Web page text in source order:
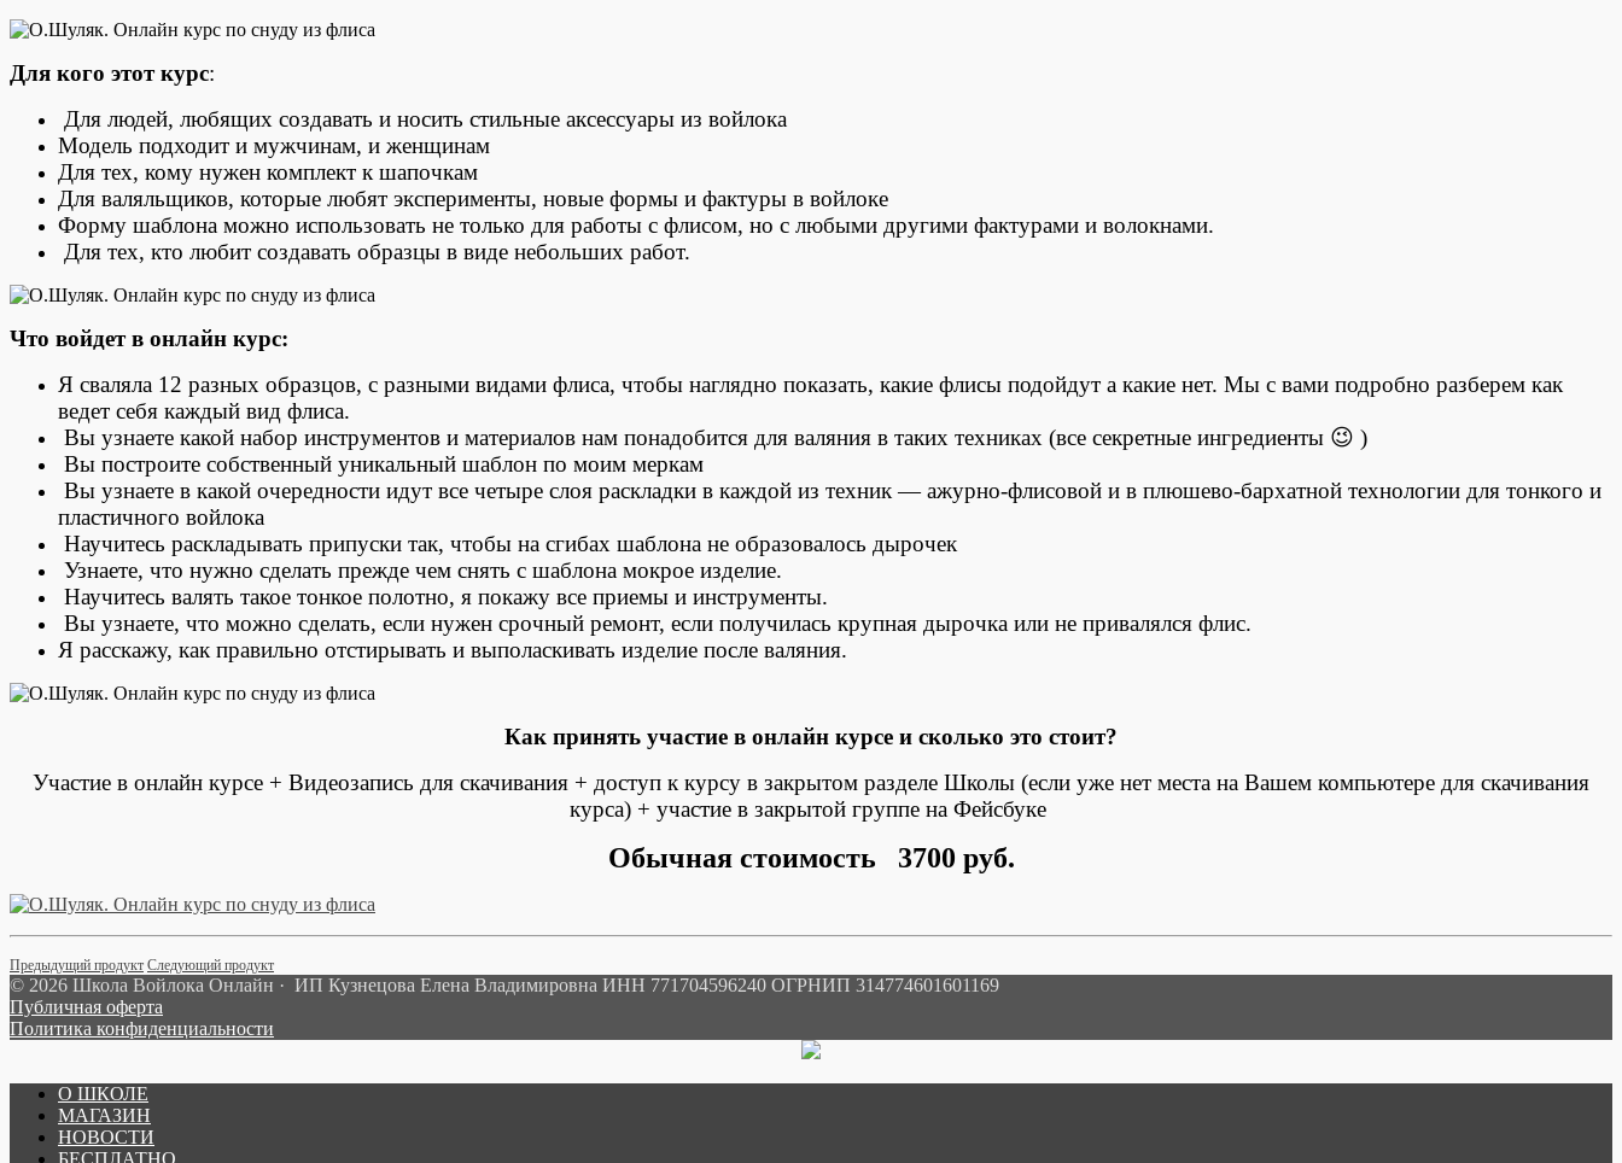
Для кого этот курс:
Для людей, любящих создавать и носить стильные аксессуары из войлока
Модель подходит и мужчинам, и женщинам
Для тех, кому нужен комплект к шапочкам
Для валяльщиков, которые любят эксперименты, новые формы и фактуры в войлоке
Форму шаблона можно использовать не только для работы с флисом, но с любыми другими фактурами и волокнами.
Для тех, кто любит создавать образцы в виде небольших работ.
Что войдет в онлайн курс:
Я сваляла 12 разных образцов, с разными видами флиса, чтобы наглядно показать, какие флисы подойдут а какие нет. Мы с вами подробно разберем как
ведет себя каждый вид флиса.
Вы узнаете какой набор инструментов и материалов нам понадобится для валяния в таких техниках (все секретные ингредиенты 😉 )
Вы построите собственный уникальный шаблон по моим меркам
Вы узнаете в какой очередности идут все четыре слоя раскладки в каждой из техник — ажурно-флисовой и в плюшево-бархатной технологии для тонкого и
пластичного войлока
Научитесь раскладывать припуски так, чтобы на сгибах шаблона не образовалось дырочек
Узнаете, что нужно сделать прежде чем снять с шаблона мокрое изделие.
Научитесь валять такое тонкое полотно, я покажу все приемы и инструменты.
Вы узнаете, что можно сделать, если нужен срочный ремонт, если получилась крупная дырочка или не привалялся флис.
Я расскажу, как правильно отстирывать и выполаскивать изделие после валяния.
Как принять участие в онлайн курсе и сколько это стоит?
Участие в онлайн курсе + Видеозапись для скачивания + доступ к курсу в закрытом разделе Школы (если уже нет места на Вашем компьютере для скачивания
курса) + участие в закрытой группе на Фейсбуке
Обычная стоимость 3700 руб.
Предыдущий продукт Следующий продукт
© 2026 Школа Войлока Онлайн · ИП Кузнецова Елена Владимировна ИНН 771704596240 ОГРНИП 314774601601169
Публичная оферта
Политика конфиденциальности
О ШКОЛЕ
МАГАЗИН
НОВОСТИ
БЕСПЛАТНО